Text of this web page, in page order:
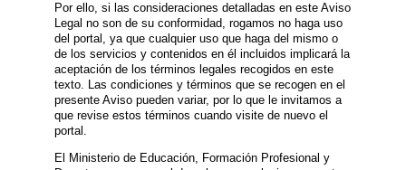
Por ello, si las consideraciones detalladas en este Aviso
Legal no son de su conformidad, rogamos no haga uso
del portal, ya que cualquier uso que haga del mismo o
de los servicios y contenidos en él incluidos implicará la
aceptación de los términos legales recogidos en este
texto. Las condiciones y términos que se recogen en el
presente Aviso pueden variar, por lo que le invitamos a
que revise estos términos cuando visite de nuevo el
portal.
El Ministerio de Educación, Formación Profesional y